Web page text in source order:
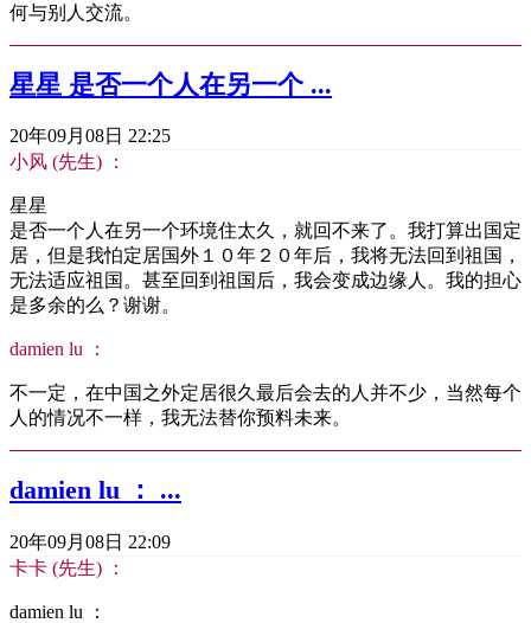
何与别人交流。
星星 是否一个人在另一个 ...
20年09月08日 22:25
小风 (先生) ：
星星
是否一个人在另一个环境住太久，就回不来了。我打算出国定
居，但是我怕定居国外１０年２０年后，我将无法回到祖国，
无法适应祖国。甚至回到祖国后，我会变成边缘人。我的担心
是多余的么？谢谢。
damien lu ：
不一定，在中国之外定居很久最后会去的人并不少，当然每个
人的情况不一样，我无法替你预料未来。
damien lu ： ...
20年09月08日 22:09
卡卡 (先生) ：
damien lu ：